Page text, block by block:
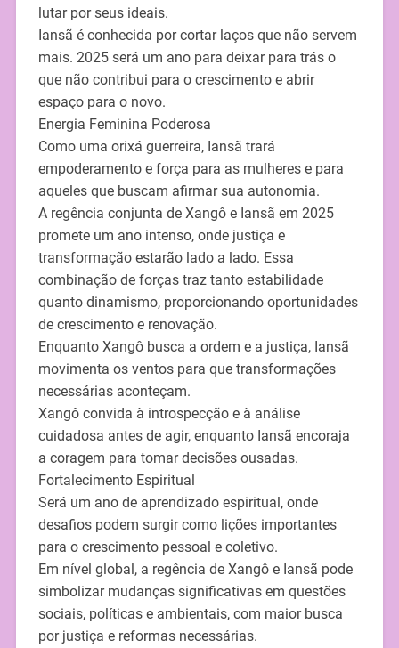
lutar por seus ideais.
Iansã é conhecida por cortar laços que não servem
mais. 2025 será um ano para deixar para trás o
que não contribui para o crescimento e abrir
espaço para o novo.
Energia Feminina Poderosa
Como uma orixá guerreira, Iansã trará
empoderamento e força para as mulheres e para
aqueles que buscam afirmar sua autonomia.
A regência conjunta de Xangô e Iansã em 2025
promete um ano intenso, onde justiça e
transformação estarão lado a lado. Essa
combinação de forças traz tanto estabilidade
quanto dinamismo, proporcionando oportunidades
de crescimento e renovação.
Enquanto Xangô busca a ordem e a justiça, Iansã
movimenta os ventos para que transformações
necessárias aconteçam.
Xangô convida à introspecção e à análise
cuidadosa antes de agir, enquanto Iansã encoraja
a coragem para tomar decisões ousadas.
Fortalecimento Espiritual
Será um ano de aprendizado espiritual, onde
desafios podem surgir como lições importantes
para o crescimento pessoal e coletivo.
Em nível global, a regência de Xangô e Iansã pode
simbolizar mudanças significativas em questões
sociais, políticas e ambientais, com maior busca
por justiça e reformas necessárias.